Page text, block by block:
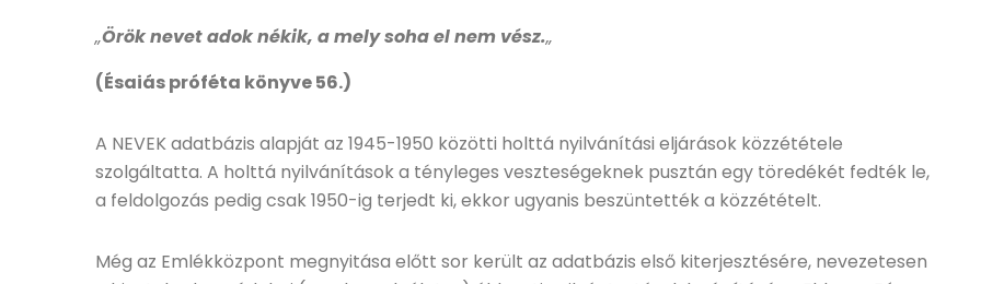
„Örök nevet adok nékik, a mely soha el nem vész.„
(Ésaiás próféta könyve 56.)
A NEVEK adatbázis alapját az 1945-1950 közötti holttá nyilvánítási eljárások közzététele
szolgáltatta. A holttá nyilvánítások a tényleges veszteségeknek pusztán egy töredékét fedték le,
a feldolgozás pedig csak 1950-ig terjedt ki, ekkor ugyanis beszüntették a közzétételt.
Még az Emlékközpont megnyitása előtt sor került az adatbázis első kiterjesztésére, nevezetesen